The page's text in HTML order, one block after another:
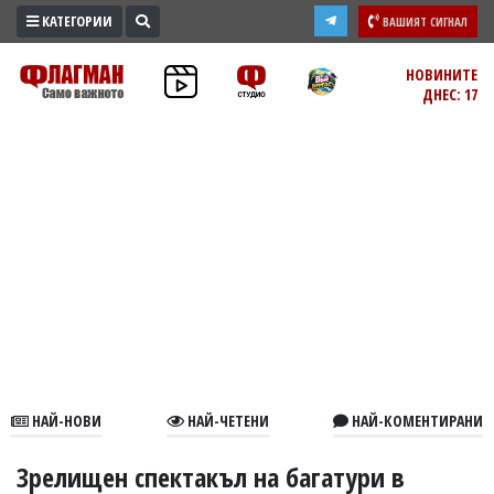
ПРОМО
ЗОНА
В
КАТЕГОРИИ ВАШИЯТ СИГНАЛ
НОВИНИТЕ
ДНЕС: 17
НАЙ-НОВИ НАЙ-ЧЕТЕНИ НАЙ-КОМЕНТИРАНИ
Зрелищен спектакъл на багатури в